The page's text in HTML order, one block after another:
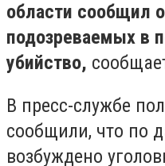
области сообщил
подозреваемых в
убийство,
В пресс-службе
сообщили, что по
возбуждено